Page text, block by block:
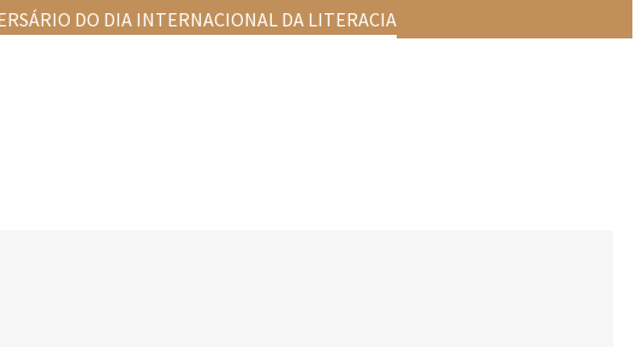
DO DIA INTERNACIONAL DA LITERACIA